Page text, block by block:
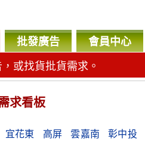
批發廣告 會員中心
或找貨批貨需求。
求看板
宜花東 高屏 雲嘉南 彰中投